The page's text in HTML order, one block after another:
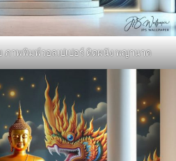
ภาพพิมพ์วอลเปเปอร์ ติดผนัง พญานาค